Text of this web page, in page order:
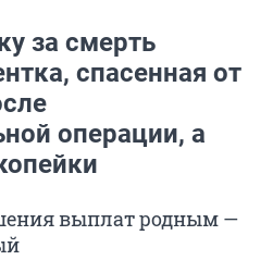
за смерть
спасенная от
операции, а
выплат родным —